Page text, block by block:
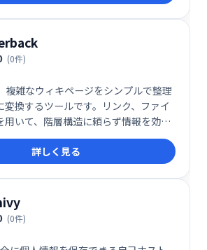
(0件)
複雑なウィキページをシンプルで整理
変換するツールです。リンク、ファイ
用いて、階層構造に頼らず情報を効率
す。 深い階層構造に悩むことなく、必
アクセスできます。
詳しく見る
(0件)